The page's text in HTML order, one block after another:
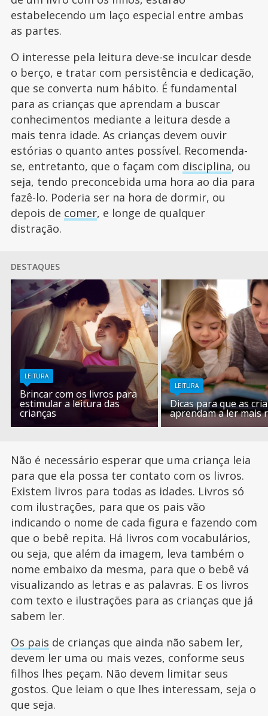
estabelecendo um laço especial entre ambas
as partes.
O interesse pela leitura deve-se inculcar desde
o berço, e tratar com persistência e dedicação,
que se converta num hábito. É fundamental
para as crianças que aprendam a buscar
conhecimentos mediante a leitura desde a
mais tenra idade. As crianças devem ouvir
estórias o quanto antes possível. Recomenda-
se, entretanto, que o façam com disciplina, ou
seja, tendo preconcebida uma hora ao dia para
fazê-lo. Poderia ser na hora de dormir, ou
depois de comer, e longe de qualquer
distração.
DESTAQUES
LEITURA
Brincar com os livros para
estimular a leitura das
crianças
LEITURA
Dicas para que as
aprendam a ler mais
Não é necessário esperar que uma criança leia
para que ela possa ter contato com os livros.
Existem livros para todas as idades. Livros só
com ilustrações, para que os pais vão
indicando o nome de cada figura e fazendo com
que o bebê repita. Há livros com vocabulários,
ou seja, que além da imagem, leva também o
nome embaixo da mesma, para que o bebê vá
visualizando as letras e as palavras. E os livros
com texto e ilustrações para as crianças que já
sabem ler.
Os pais de crianças que ainda não sabem ler,
devem ler uma ou mais vezes, conforme seus
filhos lhes peçam. Não devem limitar seus
gostos. Que leiam o que lhes interessam, seja o
que seja.